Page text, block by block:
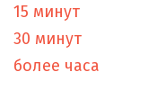
15 минут
30 минут
более часа